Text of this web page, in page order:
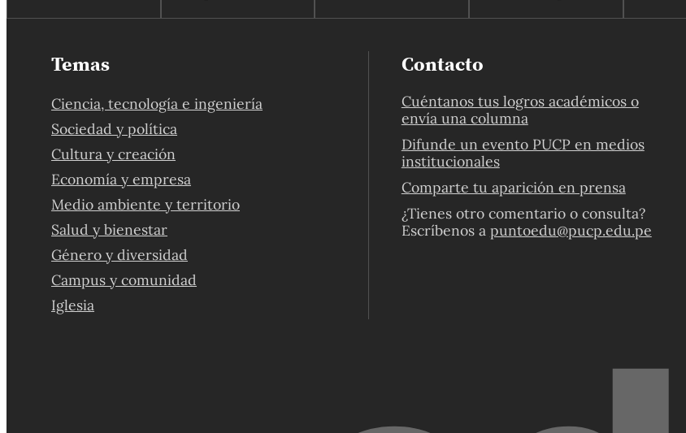
Temas
Ciencia, tecnología e ingeniería
Sociedad y política
Cultura y creación
Economía y empresa
Medio ambiente y territorio
Salud y bienestar
Género y diversidad
Campus y comunidad
Iglesia
Contacto
Cuéntanos tus logros académicos o
envía una columna
Difunde un evento PUCP en medios
institucionales
Comparte tu aparición en prensa
¿Tienes otro comentario o consulta?
Escríbenos a puntoedu@pucp.edu.pe